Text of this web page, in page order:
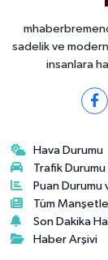
sadelik ve
insanlara
Hava Durumu
Trafik Durumu
Puan Durumu
Tüm
Son Dakika
Haber Arşivi